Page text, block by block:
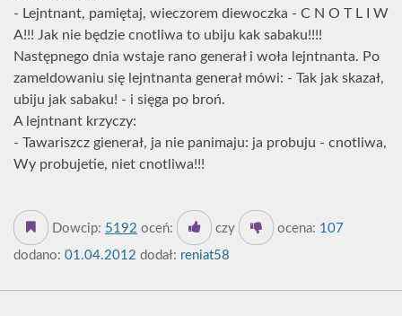
- Lejntnant, pamiętaj, wieczorem diewoczka - C N O T L I W
A!!! Jak nie będzie cnotliwa to ubiju kak sabaku!!!!
Następnego dnia wstaje rano generał i woła lejntnanta. Po
zameldowaniu się lejntnanta generał mówi: - Tak jak skazał,
ubiju jak sabaku! - i sięga po broń.
A lejntnant krzyczy:
- Tawariszcz gienerał, ja nie panimaju: ja probuju - cnotliwa,
Wy probujetie, niet cnotliwa!!!
Dowcip: 5192 oceń: czy ocena: 107
dodano: 01.04.2012 dodał: reniat58